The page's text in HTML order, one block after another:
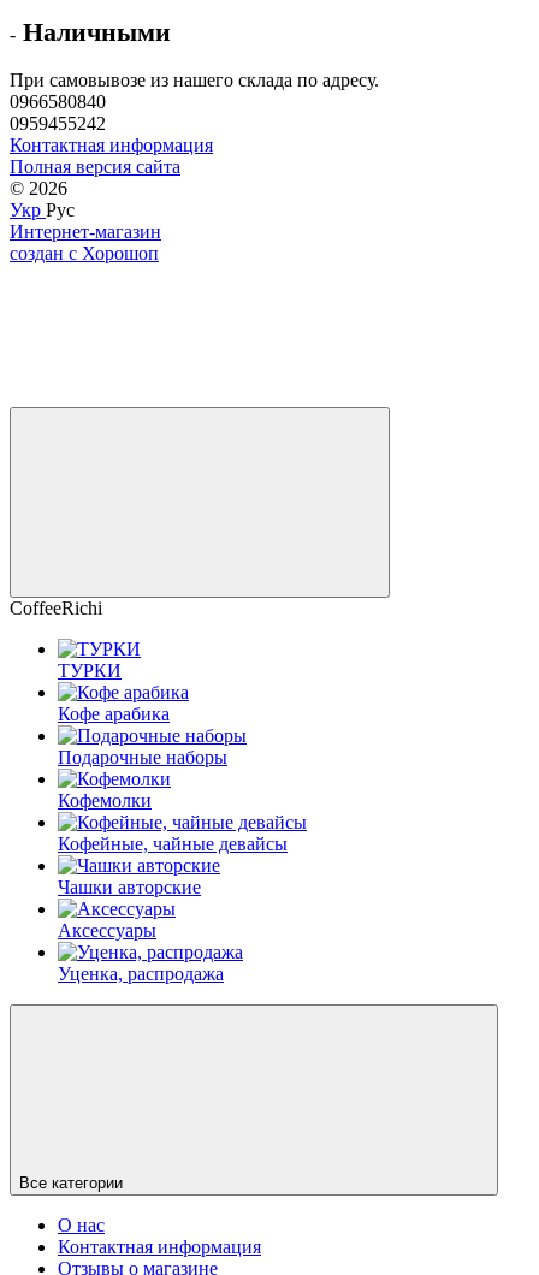
- Наличными
При самовывозе из нашего склада по адресу.
0966580840
0959455242
Контактная информация
Полная версия сайта
© 2026
Укр Рус
Интернет-магазин
создан с Хорошоп
CoffeeRichi
ТУРКИ
Кофе арабика
Подарочные наборы
Кофемолки
Кофейные, чайные девайсы
Чашки авторские
Аксессуары
Уценка, распродажа
Все категории
О нас
Контактная информация
Отзывы о магазине